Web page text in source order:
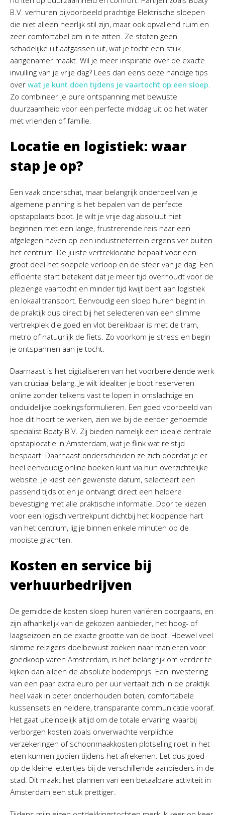
B.V. verhuren bijvoorbeeld prachtige Elektrische sloepen
die niet alleen heerlijk stil zijn, maar ook opvallend ruim en
zeer comfortabel om in te zitten. Ze stoten geen
schadelijke uitlaatgassen uit, wat je tocht een stuk
aangenamer maakt. Wil je meer inspiratie over de exacte
invulling van je vrije dag? Lees dan eens deze handige tips
over wat je kunt doen tijdens je vaartocht op een sloep.
Zo combineer je pure ontspanning met bewuste
duurzaamheid voor een perfecte middag uit op het water
met vrienden of familie.
Locatie en logistiek: waar
stap je op?
Een vaak onderschat, maar belangrijk onderdeel van je
algemene planning is het bepalen van de perfecte
opstapplaats boot. Je wilt je vrije dag absoluut niet
beginnen met een lange, frustrerende reis naar een
afgelegen haven op een industrieterrein ergens ver buiten
het centrum. De juiste vertreklocatie bepaalt voor een
groot deel het soepele verloop en de sfeer van je dag. Een
efficiënte start betekent dat je meer tijd overhoudt voor de
plezierige vaartocht en minder tijd kwijt bent aan logistiek
en lokaal transport. Eenvoudig een sloep huren begint in
de praktijk dus direct bij het selecteren van een slimme
vertrekplek die goed en vlot bereikbaar is met de tram,
metro of natuurlijk de fiets. Zo voorkom je stress en begin
je ontspannen aan je tocht.
Daarnaast is het digitaliseren van het voorbereidende werk
van cruciaal belang. Je wilt idealiter je boot reserveren
online zonder telkens vast te lopen in omslachtige en
onduidelijke boekingsformulieren. Een goed voorbeeld van
hoe dit hoort te werken, zien we bij de eerder genoemde
specialist Boaty B.V. Zij bieden namelijk een ideale centrale
opstaplocatie in Amsterdam, wat je flink wat reistijd
bespaart. Daarnaast onderscheiden ze zich doordat je er
heel eenvoudig online boeken kunt via hun overzichtelijke
website. Je kiest een gewenste datum, selecteert een
passend tijdslot en je ontvangt direct een heldere
bevestiging met alle praktische informatie. Door te kiezen
voor een logisch vertrekpunt dichtbij het kloppende hart
van het centrum, lig je binnen enkele minuten op de
mooiste grachten.
Kosten en service bij
verhuurbedrijven
De gemiddelde kosten sloep huren variëren doorgaans, en
zijn afhankelijk van de gekozen aanbieder, het hoog- of
laagseizoen en de exacte grootte van de boot. Hoewel veel
slimme reizigers doelbewust zoeken naar manieren voor
goedkoop varen Amsterdam, is het belangrijk om verder te
kijken dan alleen de absolute bodemprijs. Een investering
van een paar extra euro per uur vertaalt zich in de praktijk
heel vaak in beter onderhouden boten, comfortabele
kussensets en heldere, transparante communicatie vooraf.
Het gaat uiteindelijk altijd om de totale ervaring, waarbij
verborgen kosten zoals onverwachte verplichte
verzekeringen of schoonmaakkosten plotseling roet in het
eten kunnen gooien tijdens het afrekenen. Let dus goed
op de kleine lettertjes bij de verschillende aanbieders in de
stad. Dit maakt het plannen van een betaalbare activiteit in
Amsterdam een stuk prettiger.